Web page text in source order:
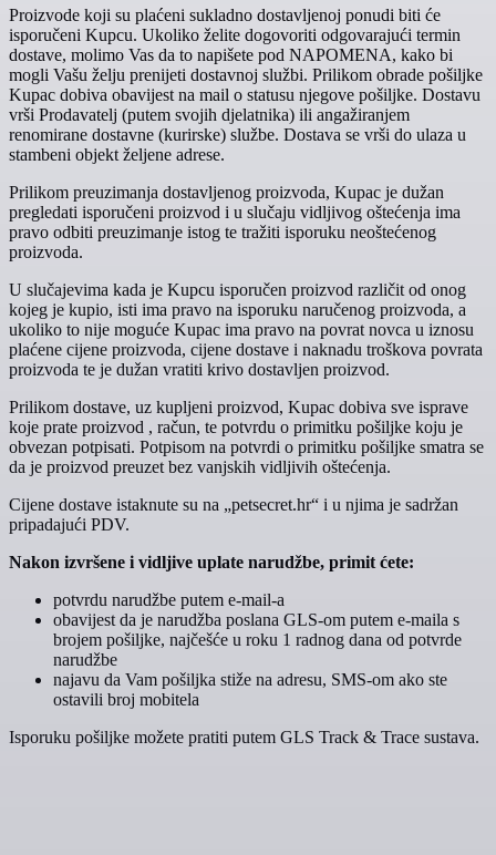
Proizvode koji su plaćeni sukladno dostavljenoj ponudi biti će
isporučeni Kupcu. Ukoliko želite dogovoriti odgovarajući termin
dostave, molimo Vas da to napišete pod NAPOMENA, kako bi
mogli Vašu želju prenijeti dostavnoj službi. Prilikom obrade pošiljke
Kupac dobiva obavijest na mail o statusu njegove pošiljke. Dostavu
vrši Prodavatelj (putem svojih djelatnika) ili angažiranjem
renomirane dostavne (kurirske) službe. Dostava se vrši do ulaza u
stambeni objekt željene adrese.
Prilikom preuzimanja dostavljenog proizvoda, Kupac je dužan
pregledati isporučeni proizvod i u slučaju vidljivog oštećenja ima
pravo odbiti preuzimanje istog te tražiti isporuku neoštećenog
proizvoda.
U slučajevima kada je Kupcu isporučen proizvod različit od onog
kojeg je kupio, isti ima pravo na isporuku naručenog proizvoda, a
ukoliko to nije moguće Kupac ima pravo na povrat novca u iznosu
plaćene cijene proizvoda, cijene dostave i naknadu troškova povrata
proizvoda te je dužan vratiti krivo dostavljen proizvod.
Prilikom dostave, uz kupljeni proizvod, Kupac dobiva sve isprave
koje prate proizvod , račun, te potvrdu o primitku pošiljke koju je
obvezan potpisati. Potpisom na potvrdi o primitku pošiljke smatra se
da je proizvod preuzet bez vanjskih vidljivih oštećenja.
Cijene dostave istaknute su na „petsecret.hr“ i u njima je sadržan
pripadajući PDV.
Nakon izvršene i vidljive uplate narudžbe, primit ćete:
potvrdu narudžbe putem e-mail-a
obavijest da je narudžba poslana GLS-om putem e-maila s
brojem pošiljke, najčešće u roku 1 radnog dana od potvrde
narudžbe
najavu da Vam pošiljka stiže na adresu, SMS-om ako ste
ostavili broj mobitela
Isporuku pošiljke možete pratiti putem GLS Track & Trace sustava.